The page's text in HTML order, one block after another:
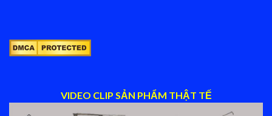
VIDEO CLIP SẢN PHẨM THẬT TẾ